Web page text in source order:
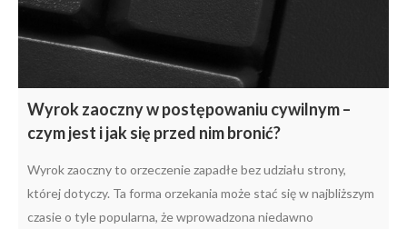
Wyrok zaoczny w postępowaniu cywilnym –
czym jest i jak się przed nim bronić?
Wyrok zaoczny to orzeczenie zapadłe bez udziału strony,
której dotyczy. Ta forma orzekania może stać się w najbliższym
czasie o tyle popularna, że wprowadzona niedawno